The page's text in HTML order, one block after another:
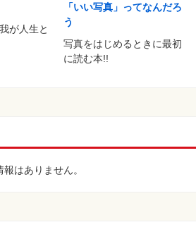
が人生と
「いい写真」ってなんだろ
う
写真をはじめるときに最初
に読む本!!
はありません。